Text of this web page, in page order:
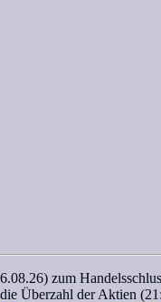
zum
Überzahl der Aktien